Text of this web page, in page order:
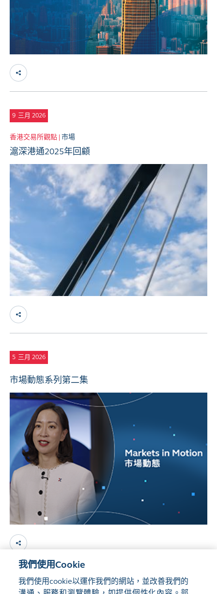
9 三月 2026
香港交易所觀點 |市場
滬深港通2025年回顧
5 三月 2026
市場動態系列第二集
Load More
我們使用Cookie
我們使用cookie以運作我們的網站，並改善我們的